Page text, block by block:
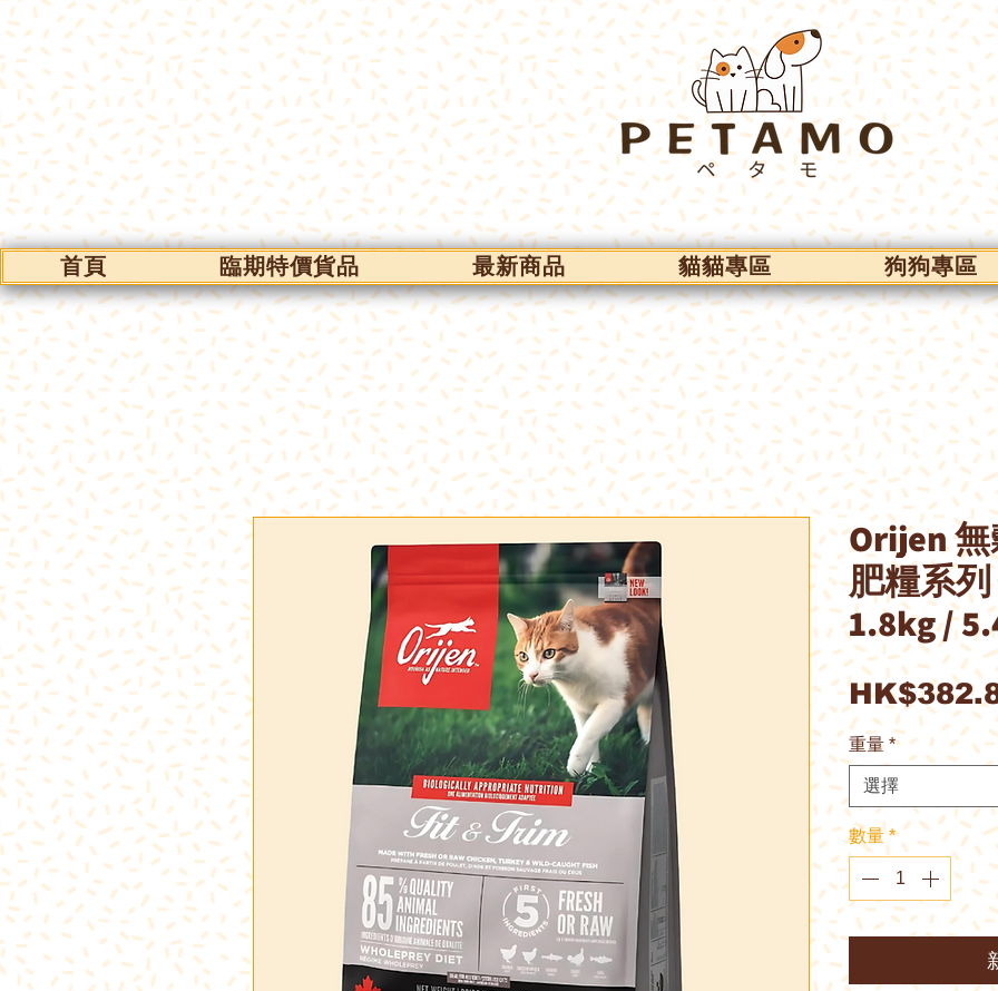
首頁 臨期特價貨品 最新商品 貓貓專區 狗狗專區
Orijen
肥糧系
1.8kg /
重量 *
選擇
數量 *